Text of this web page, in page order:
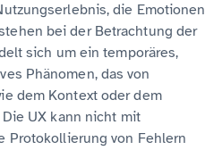
die Emotionen
bei der Betrachtung der
sich um ein temporäres,
Phänomen, das von
dem Kontext oder dem
UX kann nicht mit
Protokollierung von Fehlern